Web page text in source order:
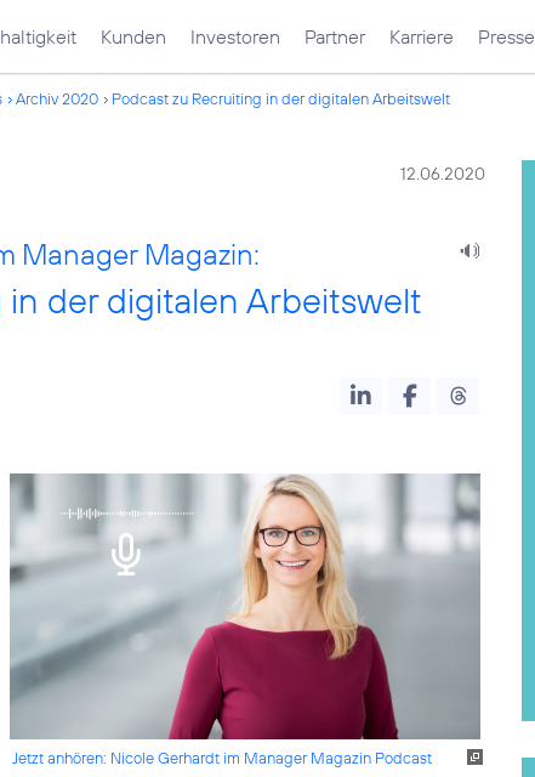
Kunden Investoren Partner Karriere Presse
Archiv 2020 Podcast zu Recruiting in der digitalen Arbeitswelt
12.06.2020
Manager Magazin:
der digitalen Arbeitswelt
Jetzt anhören: Nicole Gerhardt im Manager Magazin Podcast